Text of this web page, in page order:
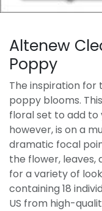
Altenew
Poppy
The inspiration for
poppy blooms.
floral set to add to
however, is on a
dramatic focal
the flower, leaves,
for a variety of
containing 18
US from high-